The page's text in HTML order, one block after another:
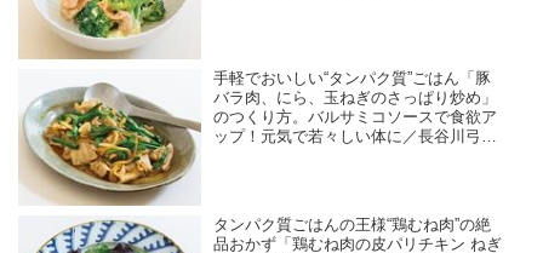
手軽でおいしい“タンパク質”ごはん「豚
バラ肉、にら、玉ねぎのさっぱり炒め」
のつくり方。バルサミコソースで食欲ア
ップ！元気で若々しい体に／長谷川弓子
タンパク質ごはんの王様“鶏むね肉”の絶
品おかず「鶏むね肉の皮パリチキン ねぎ